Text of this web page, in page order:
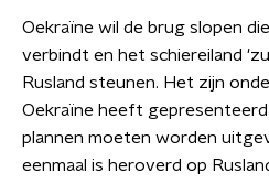
Oekraïne wil de brug slopen
verbindt en het schiereiland
Rusland steunen. Het zijn
Oekraïne heeft
plannen moeten worden
eenmaal is heroverd op